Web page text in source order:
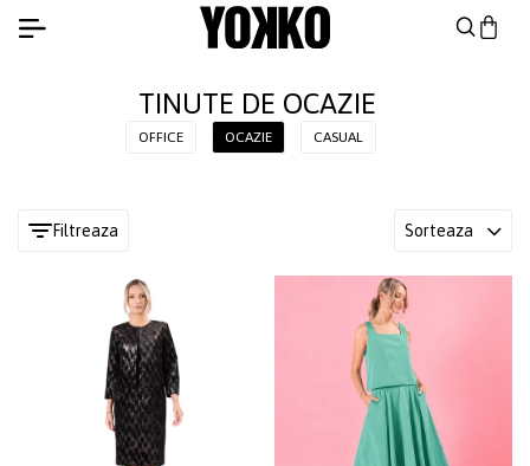
TINUTE DE OCAZIE
OFFICE OCAZIE CASUAL
Filtreaza Sorteaza